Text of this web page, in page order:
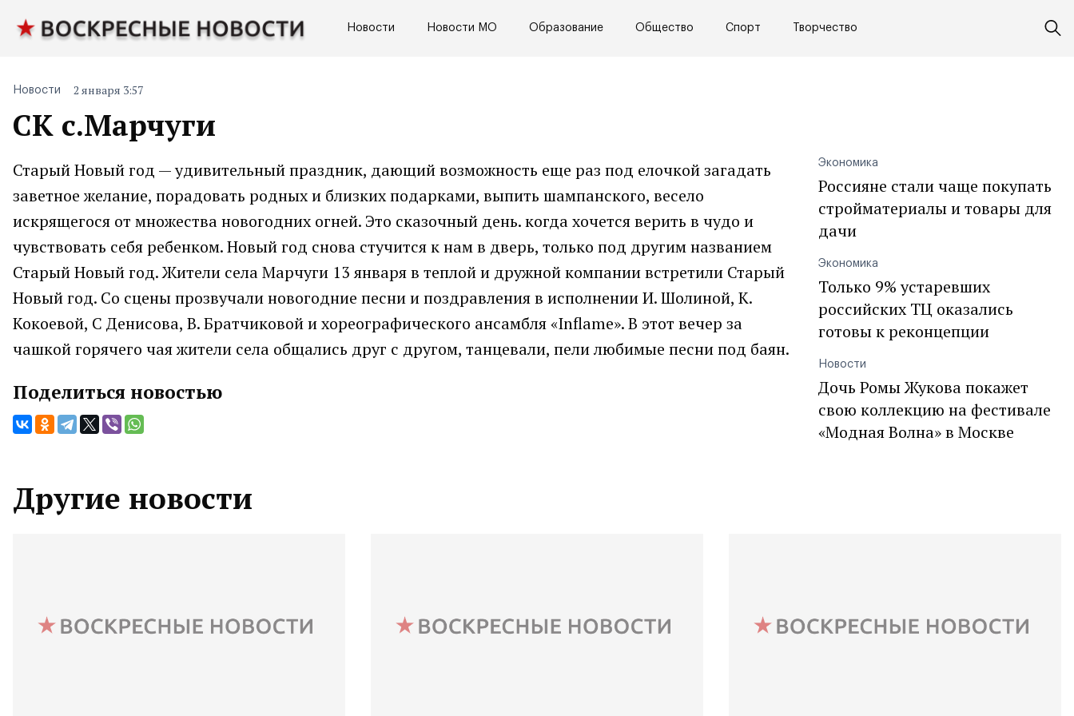
Новости Новости МО Образование Общество Спорт Творчество
СК с.Марчуги
Новости 2 января 3:57
Старый Новый год — удивительный праздник, дающий возможность еще раз под елочкой загадать
заветное желание, порадовать родных и близких подарками, выпить шампанского, весело
искрящегося от множества новогодних огней. Это сказочный день. когда хочется верить в чудо и
чувствовать себя ребенком. Новый год снова стучится к нам в дверь, только под другим названием
Старый Новый год. Жители села Марчуги 13 января в теплой и дружной компании встретили Старый
Новый год. Со сцены прозвучали новогодние песни и поздравления в исполнении И. Шолиной, К.
Кокоевой, С Денисова, В. Братчиковой и хореографического ансамбля «Inflame». В этот вечер за
чашкой горячего чая жители села общались друг с другом, танцевали, пели любимые песни под баян.
Поделиться новостью
Экономика
Россияне стали чаще покупать
стройматериалы и товары для
дачи
Экономика
Только 9% устаревших
российских ТЦ оказались
готовы к реконцепции
Новости
Дочь Ромы Жукова покажет
свою коллекцию на фестивале
«Модная Волна» в Москве
Другие новости